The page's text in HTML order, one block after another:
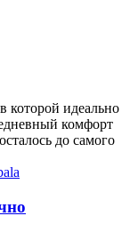
которой идеально
комфорт
до самого